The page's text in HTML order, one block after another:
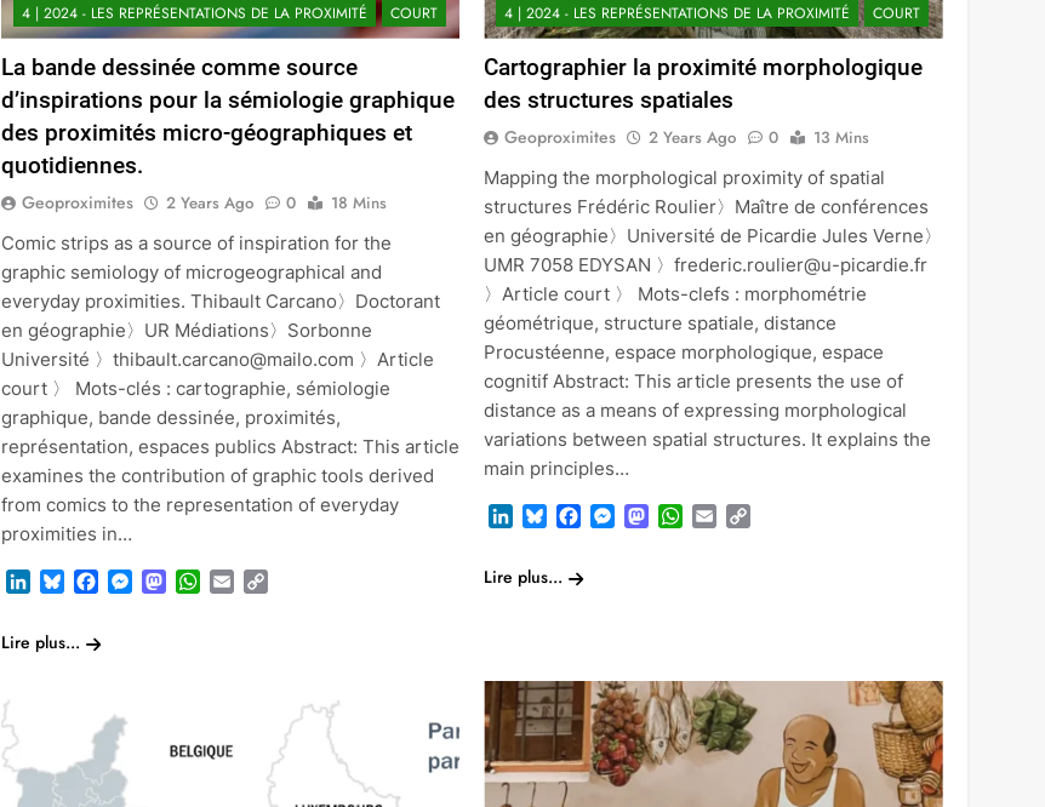
4 | 2024 - LES REPRÉSENTATIONS DE LA PROXIMITÉ COURT
La bande dessinée comme source
d’inspirations pour la sémiologie graphique
des proximités micro-géographiques et
quotidiennes.
Geoproximites 2 Years Ago 0
18 Mins
Comic strips as a source of inspiration for the
graphic semiology of microgeographical and
everyday proximities. Thibault Carcano〉Doctorant
en géographie〉UR Médiations〉Sorbonne
Université 〉thibault.carcano@mailo.com 〉Article
court 〉 Mots-clés : cartographie, sémiologie
graphique, bande dessinée, proximités,
représentation, espaces publics Abstract: This article
examines the contribution of graphic tools derived
from comics to the representation of everyday
proximities in…
LinkedInBlueskyFacebook
Messenger
Mastodon
WhatsApp
Email
Lire plus...
4 | 2024 - LES REPRÉSENTATIONS DE LA PROXIMITÉ COURT
Cartographier la proximité morphologique
des structures spatiales
Geoproximites 2 Years Ago 0
13 Mins
Mapping the morphological proximity of spatial
structures Frédéric Roulier〉Maître de conférences
en géographie〉Université de Picardie Jules Verne〉
UMR 7058 EDYSAN 〉frederic.roulier@u-picardie.fr
〉Article court 〉 Mots-clefs : morphométrie
géométrique, structure spatiale, distance
Procustéenne, espace morphologique, espace
cognitif Abstract: This article presents the use of
distance as a means of expressing morphological
variations between spatial structures. It explains the
main principles…
LinkedInBlueskyFacebook
Messenger
Mastodon
WhatsApp
Email
Lire plus...